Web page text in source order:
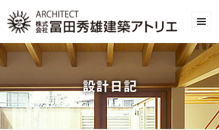
設計日記